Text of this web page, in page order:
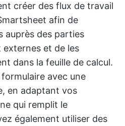
créer des flux de travail
afin de
auprès des parties
et de les
dans la feuille de calcul.
avec une
en adaptant vos
qui remplit le
également utiliser des